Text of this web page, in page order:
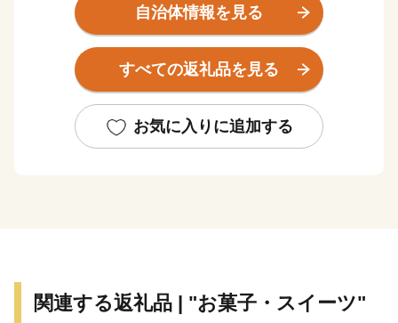
登米産「ひとめぼれ」は米の食味ランキングで最高レベ
ルの「特A」を受賞。江戸時代から米どころとして知ら
れ、北上川から運河と海を使って廻船問屋が運び、江戸
へとお米が登って行く様子から「登米」の由来になった
クを目印に、管内90％以上の農家が減農薬に努める『環
境保全米』に取り組み、市を上げて環境にも人にも優し
豊かな自然と調和のとれた生活環境の中で、「登米に住
自治体情報を見る
すべての返礼品を見る
お気に入りに追加する
関連する返礼品 | "お菓子・スイーツ"